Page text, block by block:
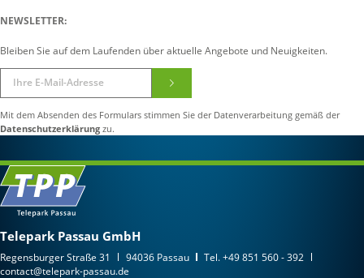
NEWSLETTER:
Bleiben Sie auf dem Laufenden über aktuelle Angebote und Neuigkeiten.
Mit dem Absenden des Formulars stimmen Sie der Datenverarbeitung gemäß der
Datenschutzerklärung zu.
Telepark Passau GmbH
Regensburger Straße 31 94036 Passau Tel.+49 851 560 - 392
contact@telepark-passau.de